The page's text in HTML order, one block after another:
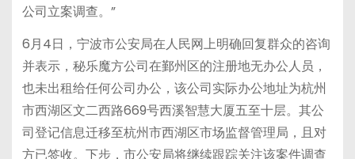
公司立案调查。”
6月4日，宁波市公安局在人民网上明确回复群众的咨询
并表示，秘乐魔方公司在鄞州区的注册地无办公人员，
也未出租给任何公司办公，该公司实际办公地址为杭州
市西湖区文二西路669号西溪智慧大厦五至十层。其公
司登记信息迁移至杭州市西湖区市场监督管理局，且对
方已签收。下步，市公安局将继续跟踪关注该案件调查